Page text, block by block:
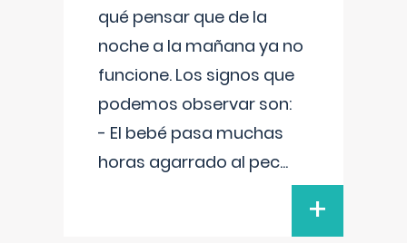
qué pensar que de la
noche a la mañana ya no
funcione. Los signos que
podemos observar son:
- El bebé pasa muchas
horas agarrado al pec...
+